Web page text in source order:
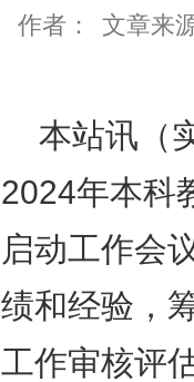
作者： 文章来
本站讯（
2024年本科
启动工作会
绩和经验，
工作审核评